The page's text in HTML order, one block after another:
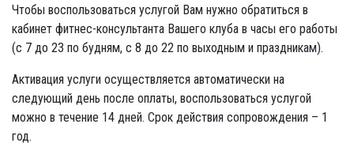
Чтобы воспользоваться услугой Вам нужно обратиться в
кабинет фитнес-консультанта Вашего клуба в часы его работы
(с 7 до 23 по будням, с 8 до 22 по выходным и праздникам).
Активация услуги осуществляется автоматически на
следующий день после оплаты, воспользоваться услугой
можно в течение 14 дней. Срок действия сопровождения – 1
год.